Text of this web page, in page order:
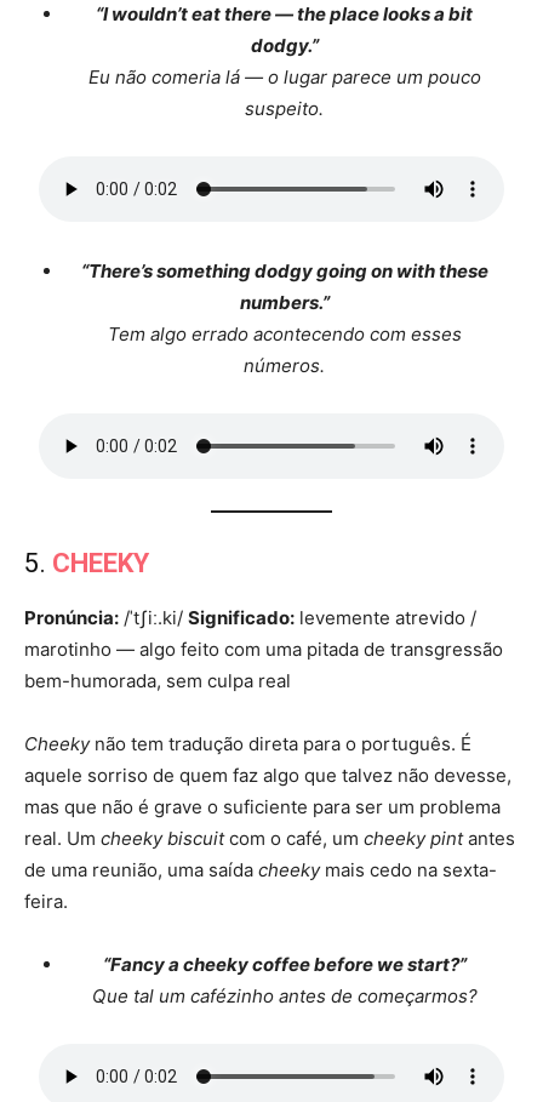
“I wouldn’t eat there — the place looks a bit
dodgy.”
Eu não comeria lá — o lugar parece um pouco
suspeito.
“There’s something dodgy going on with these
numbers.”
Tem algo errado acontecendo com esses
números.
5. CHEEKY
Pronúncia: /ˈtʃiː.ki/ Significado: levemente atrevido /
marotinho — algo feito com uma pitada de transgressão
bem-humorada, sem culpa real
Cheekynão tem tradução direta para o português. É
aquele sorriso de quem faz algo que talvez não devesse,
mas que não é grave o suficiente para ser um problema
real. Um cheeky biscuitcom o café, um cheeky pintantes
de uma reunião, uma saída cheekymais cedo na sexta-
feira.
“Fancy a cheeky coffee before we start?”
Que tal um cafézinho antes de começarmos?